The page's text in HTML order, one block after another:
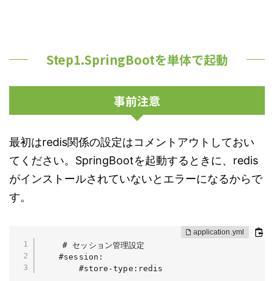
Step1.SpringBootを単体で起動
事前注意
最初はredis関係の設定はコメントアウトしておい
てください。SpringBootを起動するときに、redis
がインストールされていないとエラーになるからで
す。
    # セッション管理設定
    #session:
        #store-type:redis